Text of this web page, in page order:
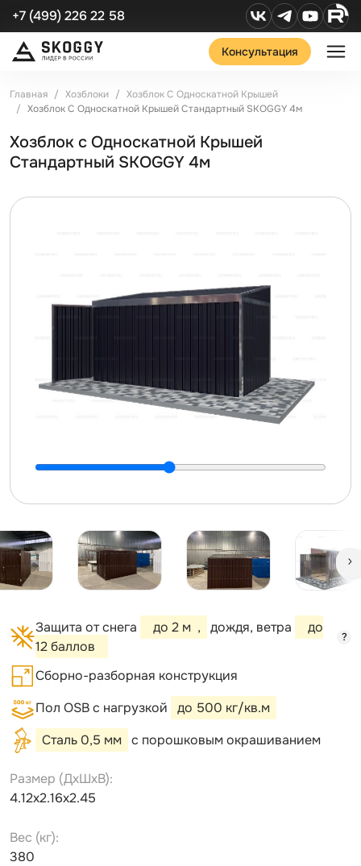
+7 (499) 226 22 58
Консультация
Главная Хозблоки
Хозблок С Односкатной Крышей
Хозблок С Односкатной Крышей Стандартный SKOGGY 4м
Хозблок с Односкатной Крышей
Стандартный SKOGGY 4м
Защита от снега до 2 м , дождя, ветра
до
12 баллов
?
Сборно-разборная конструкция
Пол OSB с нагрузкой
до 500 кг/кв.м
Сталь 0,5 мм
с порошковым окрашиванием
Размер (ДxШxВ):
4.12х2.16х2.45
Вес (кг):
380